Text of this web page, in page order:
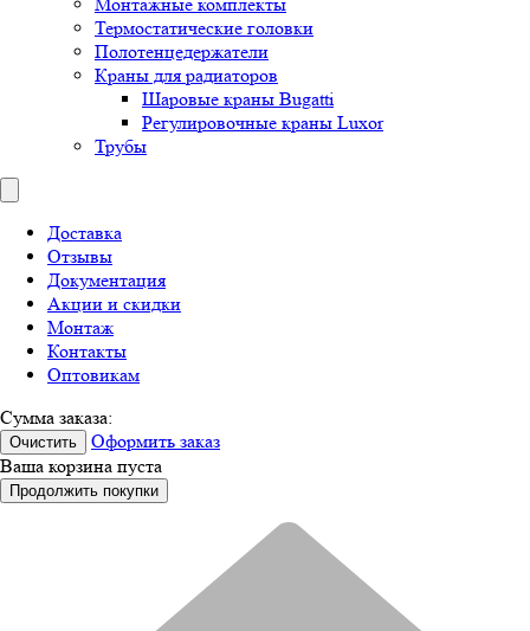
Термостатические головки
Полотенцедержатели
Краны для радиаторов
Шаровые краны Bugatti
Регулировочные краны Luxor
Трубы
Доставка
Отзывы
Документация
Акции и скидки
Монтаж
Контакты
Оптовикам
Сумма заказа:
Очистить
Оформить заказ
Ваша корзина пуста
Продолжить покупки